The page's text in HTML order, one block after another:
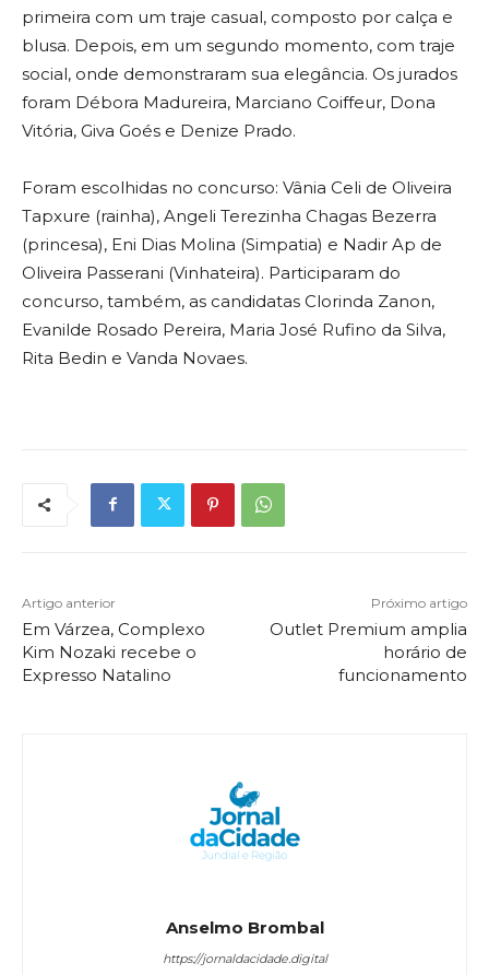
primeira com um traje casual, composto por calça e
blusa. Depois, em um segundo momento, com traje
social, onde demonstraram sua elegância. Os jurados
foram Débora Madureira, Marciano Coiffeur, Dona
Vitória, Giva Goés e Denize Prado.
Foram escolhidas no concurso: Vânia Celi de Oliveira
Tapxure (rainha), Angeli Terezinha Chagas Bezerra
(princesa), Eni Dias Molina (Simpatia) e Nadir Ap de
Oliveira Passerani (Vinhateira). Participaram do
concurso, também, as candidatas Clorinda Zanon,
Evanilde Rosado Pereira, Maria José Rufino da Silva,
Rita Bedin e Vanda Novaes.
Artigo anterior
Em Várzea, Complexo
Kim Nozaki recebe o
Expresso Natalino
Próximo artigo
Outlet Premium amplia
horário de
funcionamento
Anselmo Brombal
https://jornaldacidade.digital